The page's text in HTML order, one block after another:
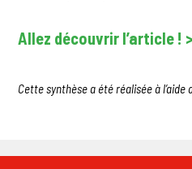
Allez découvrir l’article !
Cette synthèse a été réalisée à